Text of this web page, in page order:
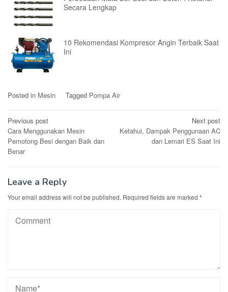
Secara Lengkap
10 Rekomendasi Kompresor Angin Terbaik Saat
Ini
Posted in Mesin Tagged Pompa Air
Post
navigation
Previous post
Cara Menggunakan Mesin
Pemotong Besi dengan Baik dan
Benar
Next post
Ketahui, Dampak Penggunaan AC
dan Lemari ES Saat Ini
Leave a Reply
Your email address will not be published. Required fields are marked *